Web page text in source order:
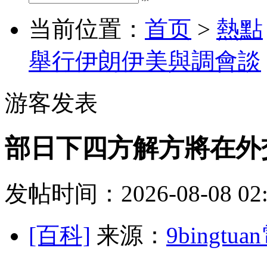
当前位置： 首页 > 熱點
舉行伊朗伊美與調會談
游客发表
部日下四方解方將在
发帖时间：2026-08-08
[百科] 来源：